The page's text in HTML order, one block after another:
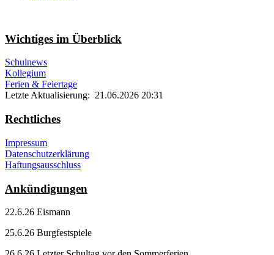
Wichtiges im Überblick
Schulnews
Kollegium
Ferien & Feiertage
Letzte Aktualisierung: 21.06.2026 20:31
Rechtliches
Impressum
Datenschutzerklärung
Haftungsausschluss
Ankündigungen
22.6.26 Eismann
25.6.26 Burgfestspiele